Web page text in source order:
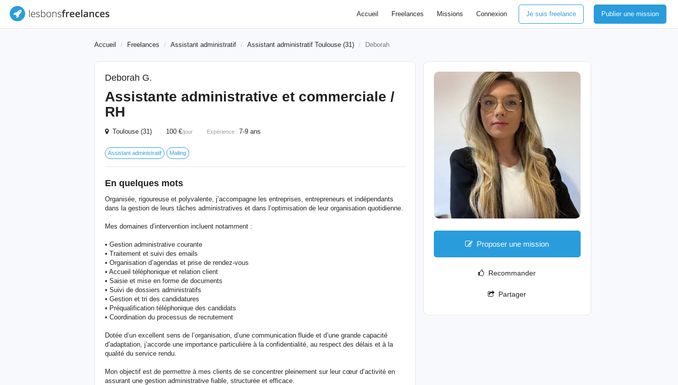
Accueil Freelances Missions Connexion Je suis freelance Publier une mission
Accueil Freelances Assistant administratif Assistant administratif Toulouse (31) Deborah
Deborah G.
Assistante administrative et commerciale /
RH
Toulouse (31) 100 €/jour Expérience : 7-9 ans
Assistant administratif Mailing
En quelques mots
Organisée, rigoureuse et polyvalente, j’accompagne les entreprises, entrepreneurs et indépendants
dans la gestion de leurs tâches administratives et dans l’optimisation de leur organisation quotidienne.
Mes domaines d’intervention incluent notamment :
• Gestion administrative courante
• Traitement et suivi des emails
• Organisation d’agendas et prise de rendez-vous
• Accueil téléphonique et relation client
• Saisie et mise en forme de documents
• Suivi de dossiers administratifs
• Gestion et tri des candidatures
• Préqualification téléphonique des candidats
• Coordination du processus de recrutement
Dotée d’un excellent sens de l’organisation, d’une communication fluide et d’une grande capacité
d’adaptation, j’accorde une importance particulière à la confidentialité, au respect des délais et à la
qualité du service rendu.
Mon objectif est de permettre à mes clients de se concentrer pleinement sur leur cœur d’activité en
assurant une gestion administrative fiable, structurée et efficace.
Proposer une mission
Recommander
Partager